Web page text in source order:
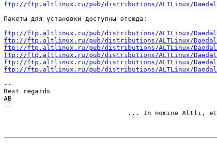
ftp://ftp.altlinux.ru/pub/distributions/ALTLinux/
Пакеты для установки доступны отсюда:
ftp://ftp.altlinux.ru/pub/distributions/ALTLinux/
ftp://ftp.altlinux.ru/pub/distributions/ALTLinux/
ftp://ftp.altlinux.ru/pub/distributions/ALTLinux/
ftp://ftp.altlinux.ru/pub/distributions/ALTLinux/
ftp://ftp.altlinux.ru/pub/distributions/ALTLinux/
ftp://ftp.altlinux.ru/pub/distributions/ALTLinux/
--
Best regards
AB
--